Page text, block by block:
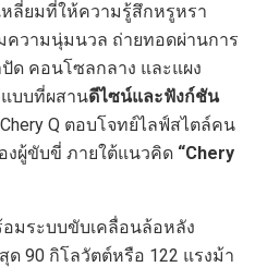
หลี่ยมที่ให้ความรู้สึกหรูหรา
ความนุ่มนวล ถ่ายทอดผ่านการ
ด คอนโซลกลาง และแผง
แบบที่ผสานดีไซน์และฟังก์ชัน
Q ตอบโจทย์ไลฟ์สไตล์คน
ผู้ขับขี่ ภายใต้แนวคิด “Chery
อมระบบขับเคลื่อนล้อหลัง
ด 90 กิโลวัตต์หรือ 122 แรงม้า